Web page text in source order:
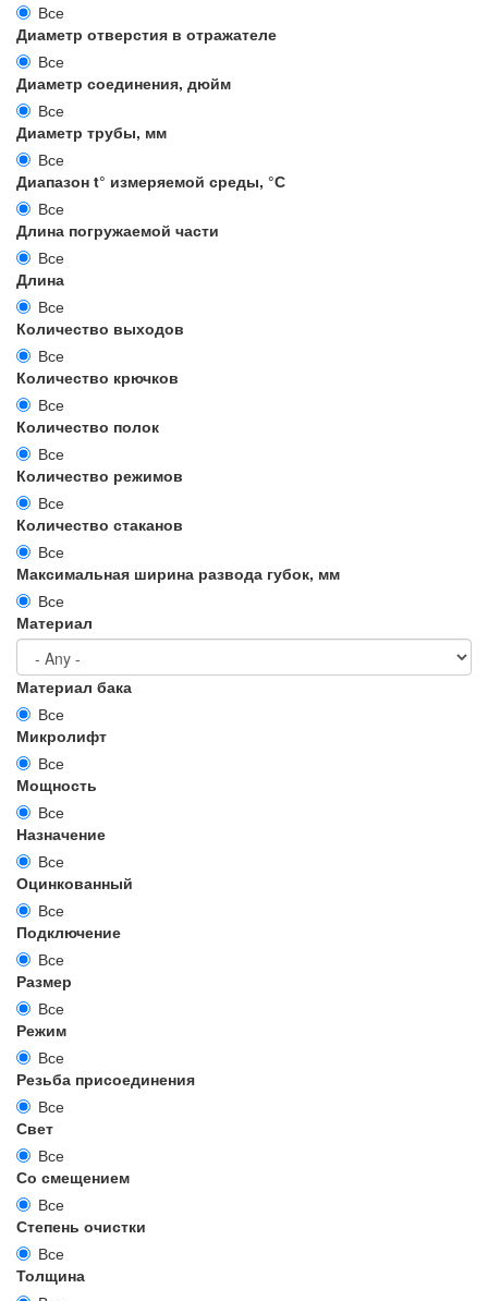
Все
Диаметр отверстия в отражателе
Все
Диаметр соединения, дюйм
Все
Диаметр трубы, мм
Все
Диапазон t° измеряемой среды, °С
Все
Длина погружаемой части
Все
Длина
Все
Количество выходов
Все
Количество крючков
Все
Количество полок
Все
Количество режимов
Все
Количество стаканов
Все
Максимальная ширина развода губок, мм
Все
Материал
Материал бака
Все
Микролифт
Все
Мощность
Все
Назначение
Все
Оцинкованный
Все
Подключение
Все
Размер
Все
Режим
Все
Резьба присоединения
Все
Свет
Все
Со смещением
Все
Степень очистки
Все
Толщина